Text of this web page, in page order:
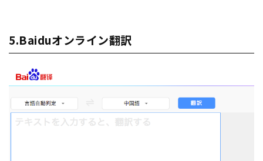
5.Baiduオンライン翻訳